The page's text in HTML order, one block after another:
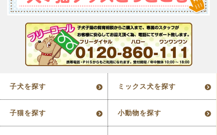
子犬を探す ミックス犬を探す
子猫を探す 小動物を探す